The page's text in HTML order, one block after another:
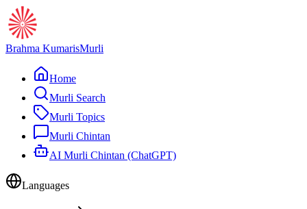
Brahma KumarisMurli
Home
Murli Search
Murli Topics
Murli Chintan
AI Murli Chintan (ChatGPT)
Languages